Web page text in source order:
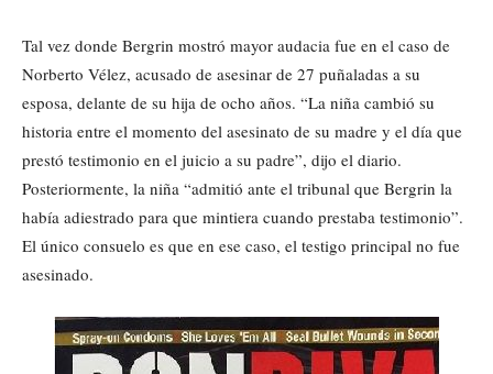
Tal vez donde Bergrin mostró mayor audacia fue en el caso de
Norberto Vélez, acusado de asesinar de 27 puñaladas a su
esposa, delante de su hija de ocho años. “La niña cambió su
historia entre el momento del asesinato de su madre y el día que
prestó testimonio en el juicio a su padre”, dijo el diario.
Posteriormente, la niña “admitió ante el tribunal que Bergrin la
había adiestrado para que mintiera cuando prestaba testimonio”.
El único consuelo es que en ese caso, el testigo principal no fue
asesinado.